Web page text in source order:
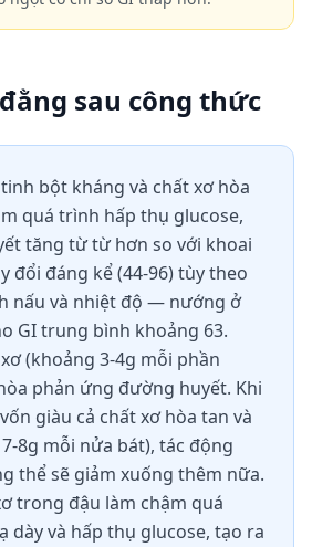
sau công thức
bột kháng và chất xơ hòa
quá trình hấp thụ glucose,
tăng từ từ hơn so với khoai
đổi đáng kể (44-96) tùy theo
nấu và nhiệt độ — nướng ở
GI trung bình khoảng 63.
(khoảng 3-4g mỗi phần
phản ứng đường huyết. Khi
giàu cả chất xơ hòa tan và
8g mỗi nửa bát), tác động
thể sẽ giảm xuống thêm nữa.
trong đậu làm chậm quá
dày và hấp thụ glucose, tạo ra